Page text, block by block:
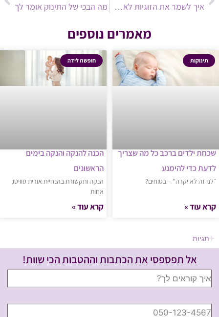
איך לשמר את הזוגיות לאחר הלידה? מה הבכי של התינוק אומר לך
מאמרים נוספים
תינוקות
שכחת ילדים ברכב כל מה שצריך
לדעת כדי להימנע
״לנו זה לא יקרה" – בטוחים?
קרא עוד »
חופשת לידה
הכנה להנקה והנקה בימים
הראשונים
הנקה ותקשורת בהנחיית אורית טוויטו,
אחות
קרא עוד »
תגיות
אל תפספסי את הכתבות וההטבות הכי שוות!